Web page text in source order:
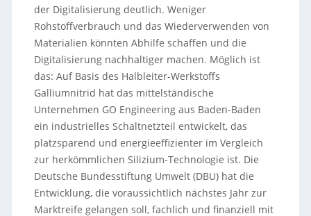
der Digitalisierung deutlich. Weniger
Rohstoffverbrauch und das Wiederverwenden von
Materialien könnten Abhilfe schaffen und die
Digitalisierung nachhaltiger machen. Möglich ist
das: Auf Basis des Halbleiter-Werkstoffs
Galliumnitrid hat das mittelständische
Unternehmen GO Engineering aus Baden-Baden
ein industrielles Schaltnetzteil entwickelt, das
platzsparend und energieeffizienter im Vergleich
zur herkömmlichen Silizium-Technologie ist. Die
Deutsche Bundesstiftung Umwelt (DBU) hat die
Entwicklung, die voraussichtlich nächstes Jahr zur
Marktreife gelangen soll, fachlich und finanziell mit